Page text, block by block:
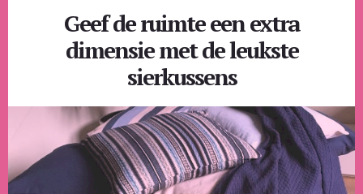
Geef de ruimte een extra
dimensie met de leukste
sierkussens